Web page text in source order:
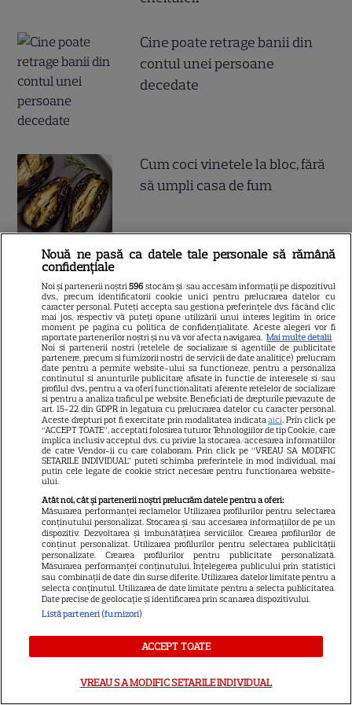
Cine poate retrage banii din
contul unei persoane
decedate
Cum coci vinetele la bloc, fără
să umpli casa de fum
Ce este pământul de diatomee
și cum se utilizează
ALTE ARTICOLE
INTERESANTE
6
PRIME VIDEO
Premierele Prime Video din
august 2026: „Reacher”
noi filme de neratat
DISNEY PLUS
Nouă ne pasă ca datele tale personale să rămână
confidențiale
Noi și partenerii noștri596 stocăm și/sau accesăm informații pe dispozitivul
dvs., precum identificatorii cookie unici pentru prelucrarea datelor cu
caracter personal. Puteți accepta sau gestiona preferințele dvs. făcând clic
mai jos, respectiv vă puteți opune utilizării unui interes legitim în orice
moment pe pagina cu politica de confidențialitate. Aceste alegeri vor fi
raportate partenerilor noștri și nu vă vor afecta navigarea. Mai multe detalii
Noi si partenerii nostri (retelele de socializare si agentiile de publicitate
partenere, precum si furnizorii nostri de servicii de date analitice) prelucram
date pentru a permite website-ului sa functioneze, pentru a personaliza
continutul si anunturile publicitare afisate in functie de interesele si/sau
profilul dvs., pentru a va oferi functionalitati aferente retelelor de socializare
si pentru a analiza traficul pe website. Beneficiati de drepturile prevazute de
art. 15-22 din GDPR in legatura cu prelucrarea datelor cu caracter personal.
Aceste drepturi pot fi exercitate prin modalitatea indicataaici. Prin click pe
“ACCEPT TOATE”, acceptati folosirea tuturor Tehnologiilor de tip Cookie, care
implica inclusiv acceptul dvs. cu privire la stocarea/accesarea informatiilor
de catre Vendor-ii cu care colaboram. Prin click pe “VREAU SA MODIFIC
SETARILE INDIVIDUAL” puteti schimba preferintele in mod individual, mai
putin cele legate de cookie strict necesare pentru functionarea website-
ului.
Atât noi, cât și partenerii noștri prelucrăm datele pentru a oferi:
Măsurarea performanței reclamelor. Utilizarea profilurilor pentru selectarea
conținutului personalizat. Stocarea și/sau accesarea informațiilor de pe un
dispozitiv. Dezvoltarea și îmbunătățirea serviciilor. Crearea profilurilor de
conținut personalizat. Utilizarea profilurilor pentru selectarea publicității
personalizate. Crearea profilurilor pentru publicitate personalizată.
Măsurarea performanței conținutului. Înțelegerea publicului prin statistici
sau combinații de date din surse diferite. Utilizarea datelor limitate pentru a
selecta conținutul. Utilizarea de date limitate pentru a selecta publicitatea.
Date precise de geolocație și identificarea prin scanarea dispozitivului.
Listă parteneri (furnizori)
ACCEPT TOATE
VREAU SA MODIFIC SETARILE INDIVIDUAL